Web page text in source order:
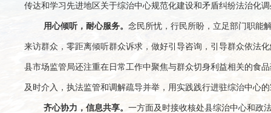
传达和学习先进地区关于综治中心规范化建设和矛盾纠纷法治化
用心倾听，耐心服务。 念民所忧，行民所盼，立足部门职能
来访群众，零距离倾听群众诉求，做好引导咨询，引导群众依法
县市场监管局还注重在日常工作中聚焦与群众切身利益相关的食
及时介入，执法监管和调解疏导并举，用实践践行进驻综治中心
齐心协力，信息共享。 一方面及时接收核处县综治中心和政